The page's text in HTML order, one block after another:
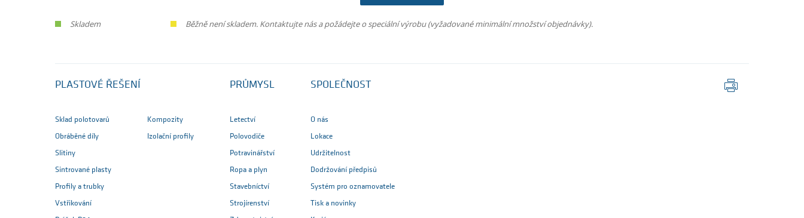
Skladem Běžně není skladem. Kontaktujte nás a požádejte o speciální výrobu (vyžadované minimální množství objednávky).
PLASTOVÉ ŘEŠENÍ
Sklad polotovarů
Obráběné díly
Slitiny
Sintrované plasty
Profily a trubky
Vstřikování
Kompozity
Izolační profily
PRŮMYSL
Letectví
Polovodiče
Potravinářství
Ropa a plyn
Stavebníctví
Strojírenství
SPOLEČNOST
O nás
Lokace
Udržitelnost
Dodržování předpisů
Systém pro oznamovatele
Tisk a novinky